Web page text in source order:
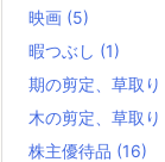
映画 (5)
暇つぶし (1)
期の剪定、草取り
木の剪定、草取り
株主優待品 (16)